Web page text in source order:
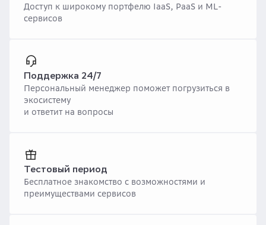
Доступ к широкому портфелю IaaS, PaaS и ML-
сервисов
Поддержка 24/7
Персональный менеджер поможет погрузиться в
экосистему
и ответит на вопросы
Тестовый период
Бесплатное знакомство с возможностями и
преимуществами сервисов